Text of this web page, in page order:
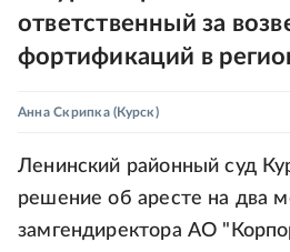
ответственный за
фортификаций в
Анна Скрипка(Курск)
Ленинский районный суд
решение об аресте на два
замгендиректора АО